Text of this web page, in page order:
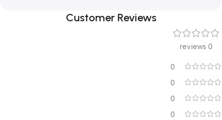
Customer Reviews
0 reviews
0
0
0
0